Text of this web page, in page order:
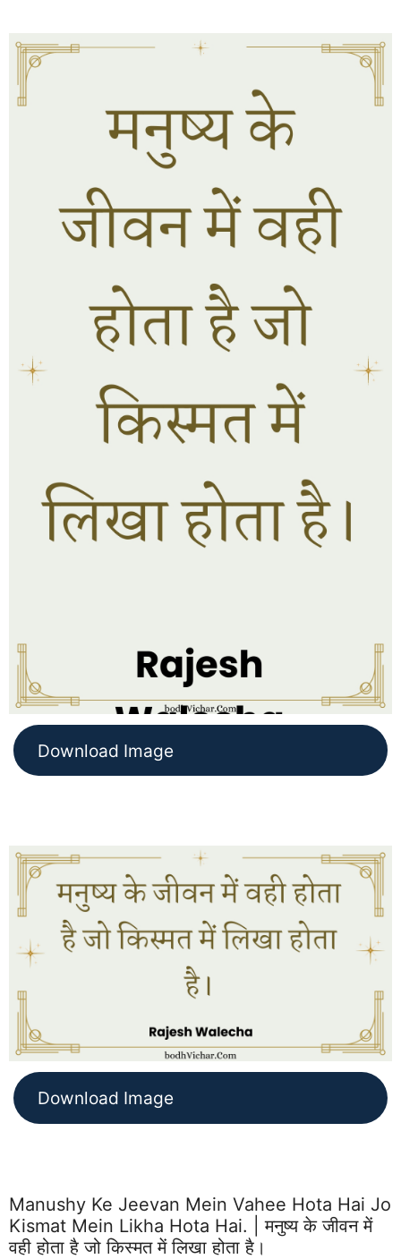
Download Image
Download Image
Manushy Ke Jeevan Mein Vahee Hota Hai Jo
Kismat Mein Likha Hota Hai. | मनुष्य के जीवन में
वही होता है जो किस्मत में लिखा होता है।